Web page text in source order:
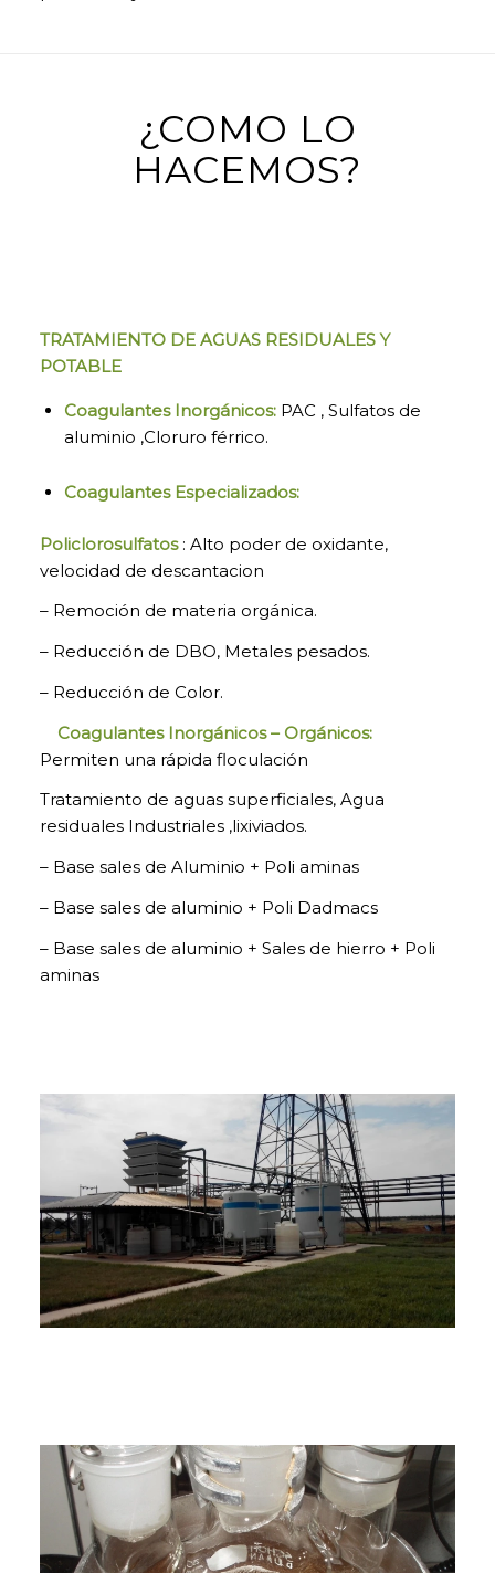
¿COMO LO
HACEMOS?
TRATAMIENTO DE AGUAS RESIDUALES Y
POTABLE
Coagulantes Inorgánicos:PAC , Sulfatos de
aluminio ,Cloruro férrico.
Coagulantes Especializados:
Policlorosulfatos: Alto poder de oxidante,
velocidad de descantacion
– Remoción de materia orgánica.
– Reducción de DBO, Metales pesados.
– Reducción de Color.
Coagulantes Inorgánicos – Orgánicos:
Permiten una rápida floculación
Tratamiento de aguas superficiales, Agua
residuales Industriales ,lixiviados.
– Base sales de Aluminio + Poli aminas
– Base sales de aluminio + Poli Dadmacs
– Base sales de aluminio + Sales de hierro + Poli
aminas